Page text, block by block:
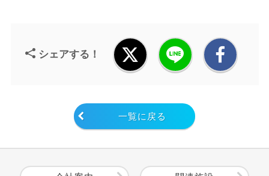
シェアする！
一覧に戻る